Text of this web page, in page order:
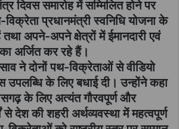
दिवस समारोह में सम्मिलित होने पर
विक्रेता प्रधानमंत्री स्वनिधि योजना के
तथा अपने-अपने क्षेत्रों में ईमानदारी एवं
अर्जित कर रहे हैं।
ने दोनों पथ-विक्रेताओं से वीडियो
उपलब्धि के लिए बधाई दी। उन्होंने कहा
के लिए अत्यंत गौरवपूर्ण और
से देश की शहरी अर्थव्यवस्था में महत्वपूर्ण